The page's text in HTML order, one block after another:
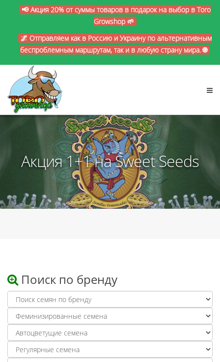
📢 Акция 20% от суммы товаров в подарок на выбор в Toro
Growshop 🌱
🌌 Отправляем как в Россию и Украину по альтернативным
беспроблемным маршрутам, так и в любую страну мира. 🌐
Акция 1+1 на Sweet Seeds
Поиск по бренду